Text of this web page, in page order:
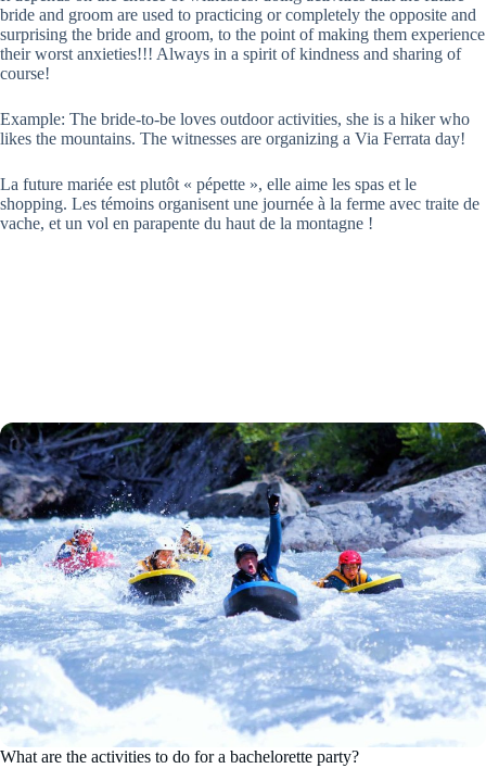
bride and groom are used to practicing or completely the opposite and
surprising the bride and groom, to the point of making them experience
their worst anxieties!!! Always in a spirit of kindness and sharing of
course!
Example: The bride-to-be loves outdoor activities, she is a hiker who
likes the mountains. The witnesses are organizing a Via Ferrata day!
La future mariée est plutôt « pépette », elle aime les spas et le
shopping. Les témoins organisent une journée à la ferme avec traite de
vache, et un vol en parapente du haut de la montagne !
What are the activities to do for a bachelorette party?